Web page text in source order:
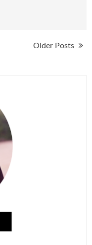
Older Posts